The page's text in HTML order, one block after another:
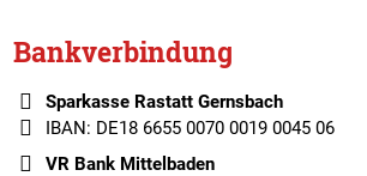
Bankverbindung
Sparkasse Rastatt Gernsbach
IBAN: DE18 6655 0070 0019 0045 06
VR Bank Mittelbaden